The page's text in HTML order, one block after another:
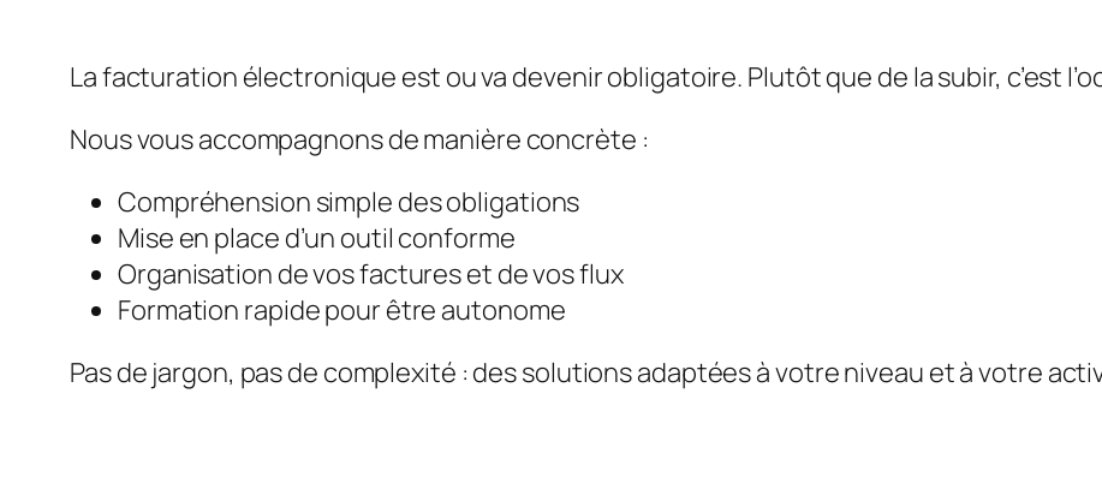
La facturation électronique est ou va devenir obligatoire. Plutôt que de la subir, c’est
Nous vous accompagnons de manière concrète :
Compréhension simple des obligations
Mise en place d’un outil conforme
Organisation de vos factures et de vos flux
Formation rapide pour être autonome
Pas de jargon, pas de complexité : des solutions adaptées à votre niveau et à votre